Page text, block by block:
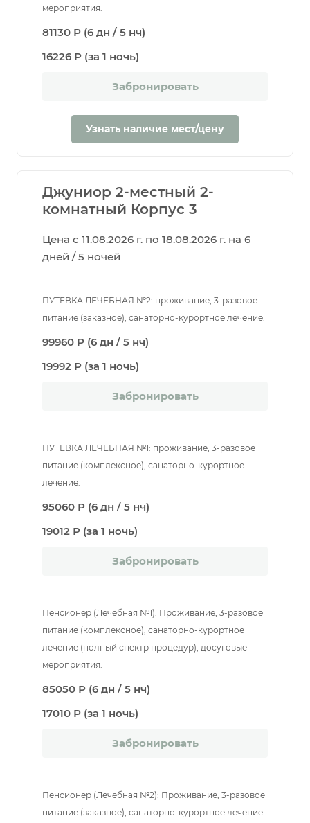
мероприятия.
81130 Р (6 дн / 5 нч)
16226 Р (за 1 ночь)
Забронировать
Узнать наличие мест/цену
Джуниор 2-местный 2-
комнатный Корпус 3
Цена с 11.08.2026 г. по 18.08.2026 г. на 6
дней / 5 ночей
ПУТЕВКА ЛЕЧЕБНАЯ №2: проживание, 3-разовое
питание (заказное), санаторно-курортное лечение.
99960 Р (6 дн / 5 нч)
19992 Р (за 1 ночь)
Забронировать
ПУТЕВКА ЛЕЧЕБНАЯ №1: проживание, 3-разовое
питание (комплексное), санаторно-курортное
лечение.
95060 Р (6 дн / 5 нч)
19012 Р (за 1 ночь)
Забронировать
Пенсионер (Лечебная №1): Проживание, 3-разовое
питание (комплексное), санаторно-курортное
лечение (полный спектр процедур), досуговые
мероприятия.
85050 Р (6 дн / 5 нч)
17010 Р (за 1 ночь)
Забронировать
Пенсионер (Лечебная №2): Проживание, 3-разовое
питание (заказное), санаторно-курортное лечение